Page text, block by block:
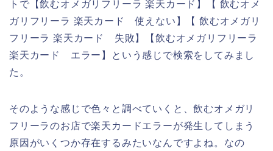
トで【飲むオメガリフリーラ 楽天カード】【 飲むオメ
ガリフリーラ 楽天カード 使えない】【 飲むオメガリ
フリーラ 楽天カード 失敗】【飲むオメガリフリーラ
楽天カード エラー】という感じで検索をしてみまし
た。
そのような感じで色々と調べていくと、飲むオメガリ
フリーラのお店で楽天カードエラーが発生してしまう
原因がいくつか存在するみたいなんですよね。なの